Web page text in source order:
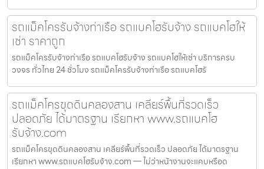
รถแม็คโครรับจ้างท่าเรือ รถแบคโฮรับจ้าง รถแบคโฮให้
เช่า ราคาถูก
รถแม็คโครรับจ้างท่าเรือ รถแบคโฮรับจ้าง รถแบคโฮให้เช่า บริการครบ
วงจร ทั่วไทย 24 ชั่วโมง รถแม็คโครรับจ้างท่าเรือ รถแบคโฮรั
รถแม็คโครขุดดินคลองสาน เคลียร์พื้นที่รวดเร็ว
ปลอดภัย ได้มาตรฐาน เรียกหา www.รถแบคโฮ
รับจ้าง.com
รถแม็คโครขุดดินคลองสาน เคลียร์พื้นที่รวดเร็ว ปลอดภัย ได้มาตรฐาน
เรียกหา www.รถแบคโฮรับจ้าง.com — ไม่ว่าหน้างานจะแคบหรือด